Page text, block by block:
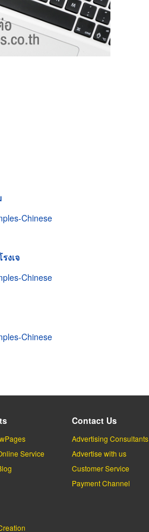
Chinese
งเจ
Chinese
Chinese
Service
Contact Us
Advertising Consultants
Advertise with us
Customer Service
Payment Channel